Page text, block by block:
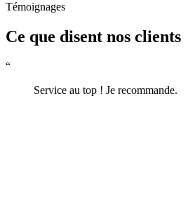
Témoignages
Ce que disent nos clients
“
Service au top ! Je recommande.